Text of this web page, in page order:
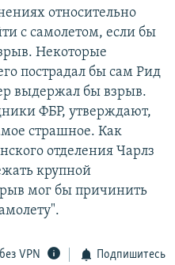
относительно
с самолетом, если бы
Некоторые
пострадал бы сам Рид
выдержал бы взрыв.
ФБР, утверждают,
страшное. Как
отделения Чарлз
крупной
мог бы причинить
VPN Подпишитесь